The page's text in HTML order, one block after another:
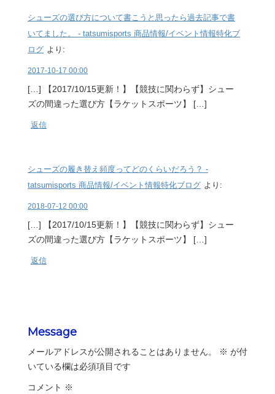
シューズの選び方について書こうと思ったら過去記事で書
いてました。 - tatsumisports 商品情報/イベント情報特化ブ
ログ より:
2017-10-17 00:00
[…] 【2017/10/15更新！】【競技に関わらず】シュー
ズの間違った選び方【ラケットスポーツ】 […]
返信
シューズの履き替え頻度ってどのくらいだろう？ -
tatsumisports 商品情報/イベント情報特化ブログ より:
2018-07-12 00:00
[…] 【2017/10/15更新！】【競技に関わらず】シュー
ズの間違った選び方【ラケットスポーツ】 […]
返信
Message
メールアドレスが公開されることはありません。 ※ が付
いている欄は必須項目です
コメント ※